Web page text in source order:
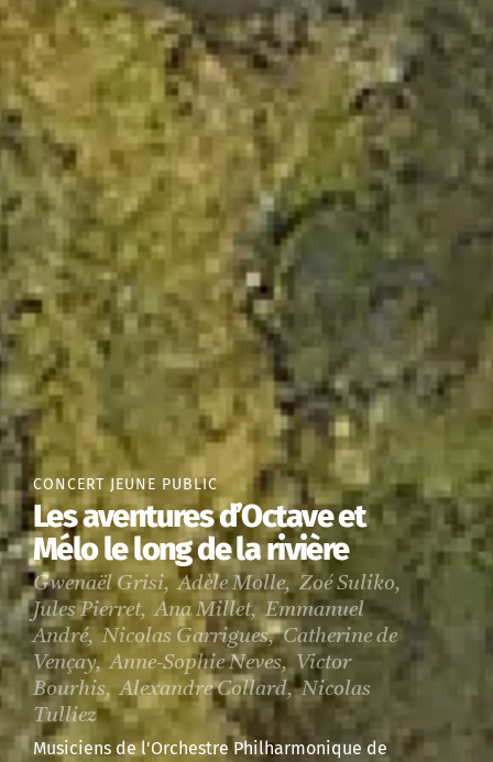
CONCERT JEUNE PUBLIC
Les aventures d’Octave et
Mélo le long de la rivière
Gwenaël Grisi, Adèle Molle, Zoé Suliko,
Jules Pierret, Ana Millet, Emmanuel
André, Nicolas Garrigues, Catherine de
Vençay, Anne-Sophie Neves, Victor
Bourhis, Alexandre Collard, Nicolas
Tulliez
Musiciens de l'Orchestre Philharmonique de